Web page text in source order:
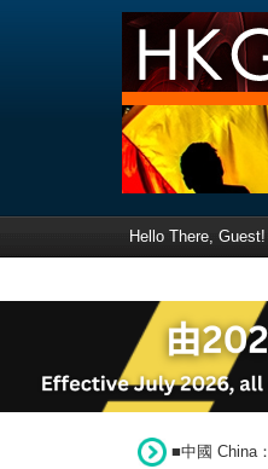
Hello There, Guest!
■中國 China：